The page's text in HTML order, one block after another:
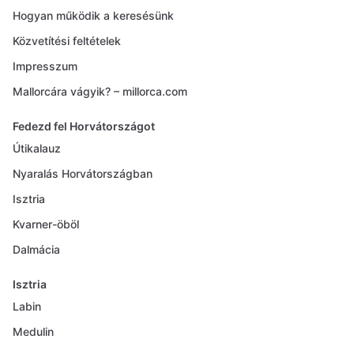
Hogyan működik a keresésünk
Közvetítési feltételek
Impresszum
Mallorcára vágyik? – millorca.com
Fedezd fel Horvátországot
Útikalauz
Nyaralás Horvátországban
Isztria
Kvarner-öböl
Dalmácia
Isztria
Labin
Medulin